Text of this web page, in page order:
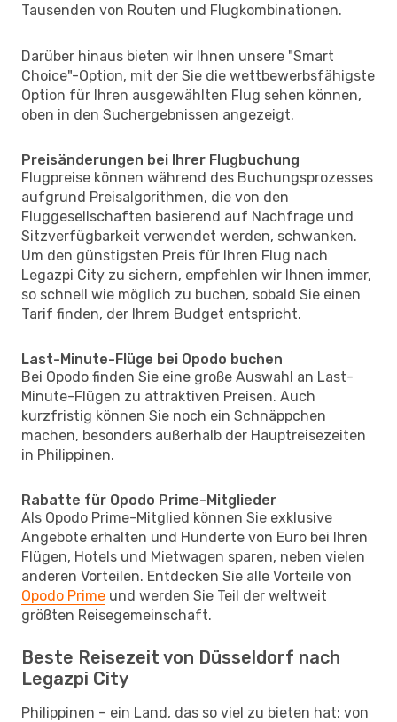
Tausenden von Routen und Flugkombinationen.
Darüber hinaus bieten wir Ihnen unsere "Smart
Choice"-Option, mit der Sie die wettbewerbsfähigste
Option für Ihren ausgewählten Flug sehen können,
oben in den Suchergebnissen angezeigt.
Preisänderungen bei Ihrer Flugbuchung
Flugpreise können während des Buchungsprozesses
aufgrund Preisalgorithmen, die von den
Fluggesellschaften basierend auf Nachfrage und
Sitzverfügbarkeit verwendet werden, schwanken.
Um den günstigsten Preis für Ihren Flug nach
Legazpi City zu sichern, empfehlen wir Ihnen immer,
so schnell wie möglich zu buchen, sobald Sie einen
Tarif finden, der Ihrem Budget entspricht.
Last-Minute-Flüge bei Opodo buchen
Bei Opodo finden Sie eine große Auswahl an Last-
Minute-Flügen zu attraktiven Preisen. Auch
kurzfristig können Sie noch ein Schnäppchen
machen, besonders außerhalb der Hauptreisezeiten
in Philippinen.
Rabatte für Opodo Prime-Mitglieder
Als Opodo Prime-Mitglied können Sie exklusive
Angebote erhalten und Hunderte von Euro bei Ihren
Flügen, Hotels und Mietwagen sparen, neben vielen
anderen Vorteilen. Entdecken Sie alle Vorteile von
Opodo Prime und werden Sie Teil der weltweit
größten Reisegemeinschaft.
Beste Reisezeit von Düsseldorf nach
Legazpi City
Philippinen – ein Land, das so viel zu bieten hat: von